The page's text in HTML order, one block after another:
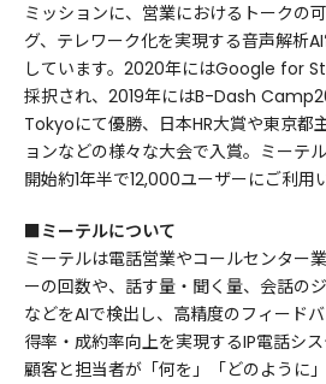
ミッションに、営業におけるトークの
グ、テレワーク化を実現する音声解析
しています。2020年にはGoogle for
採択され、2019年にはB-Dash
Tokyoにて優勝、日本HR大賞や東京都
ョンなどの様々な大会で入賞。ミーテ
開始約1年半で12,000ユーザーにご利用
■ミーテルについて
ミーテルは電話営業やコールセンター
ーの回数や、話す量・聞く量、会話の
などをAIで検出し、高精度のフィード
得率・成約率向上を実現するIP電話シス
顧客と担当者が「何を」「どのように